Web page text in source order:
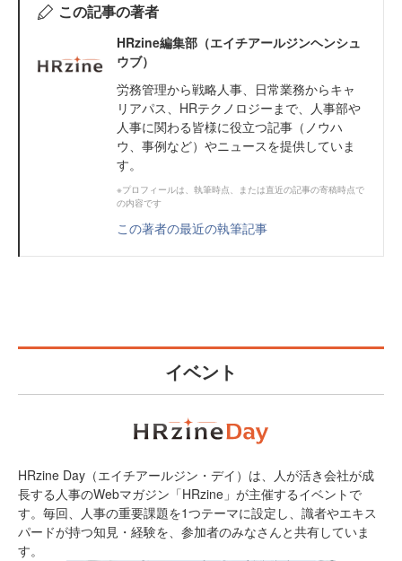
この記事の著者
HRzine編集部（エイチアールジンヘンシュ
ウブ）
労務管理から戦略人事、日常業務からキャ
リアパス、HRテクノロジーまで、人事部や
人事に関わる皆様に役立つ記事（ノウハ
ウ、事例など）やニュースを提供していま
す。
※プロフィールは、執筆時点、または直近の記事の寄稿時点で
の内容です
この著者の最近の執筆記事
イベント
HRzine Day（エイチアールジン・デイ）は、人が活き会社が成
長する人事のWebマガジン「HRzine」が主催するイベントで
す。毎回、人事の重要課題を1つテーマに設定し、識者やエキス
パードが持つ知見・経験を、参加者のみなさんと共有していま
す。